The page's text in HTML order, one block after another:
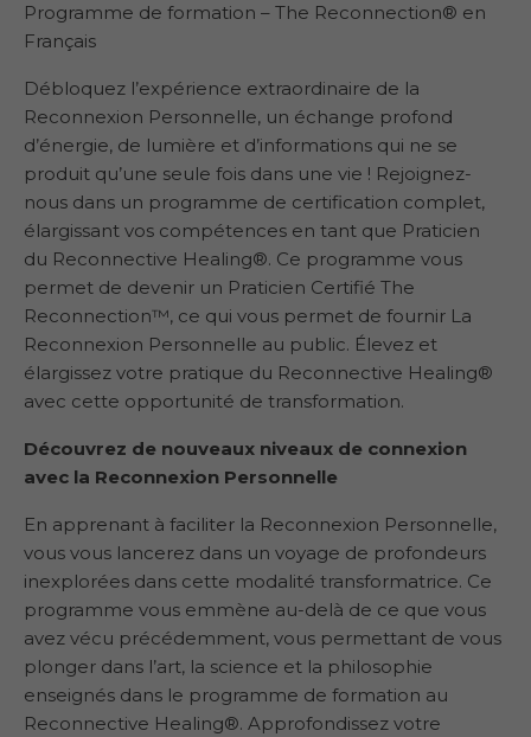
Programme de formation – The Reconnection® en
Français
Débloquez l’expérience extraordinaire de la
Reconnexion Personnelle, un échange profond
d’énergie, de lumière et d’informations qui ne se
produit qu’une seule fois dans une vie ! Rejoignez-
nous dans un programme de certification complet,
élargissant vos compétences en tant que Praticien
du Reconnective Healing®. Ce programme vous
permet de devenir un Praticien Certifié The
Reconnection™, ce qui vous permet de fournir La
Reconnexion Personnelle au public. Élevez et
élargissez votre pratique du Reconnective Healing®
avec cette opportunité de transformation.
Découvrez de nouveaux niveaux de connexion
avec la Reconnexion Personnelle
En apprenant à faciliter la Reconnexion Personnelle,
vous vous lancerez dans un voyage de profondeurs
inexplorées dans cette modalité transformatrice. Ce
programme vous emmène au-delà de ce que vous
avez vécu précédemment, vous permettant de vous
plonger dans l’art, la science et la philosophie
enseignés dans le programme de formation au
Reconnective Healing®. Approfondissez votre